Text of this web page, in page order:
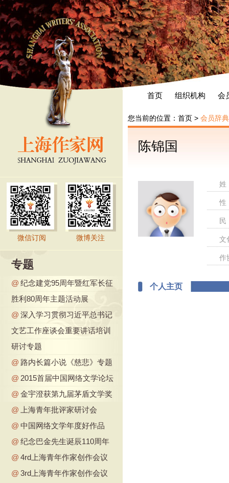
首页 组织机构 会
微信订阅 微博关注
专题
@ 纪念建党95周年暨红军长征
胜利80周年主题活动展
@ 深入学习贯彻习近平总书记
文艺工作座谈会重要讲话培训
研讨专题
@ 路内长篇小说《慈悲》专题
@ 2015首届中国网络文学论坛
@ 金宇澄获第九届茅盾文学奖
@
上海青年批评家研讨会
@ 中国网络文学年度好作品
@ 纪念巴金先生诞辰110周年
@ 4rd上海青年作家创作会议
@ 3rd上海青年作家创作会议
您当前的位置： 首页 > 会员辞典
陈锦国
文
作
个人主页